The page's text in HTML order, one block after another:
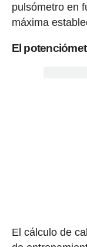
pulsómetro en
máxima
El
El cálculo de